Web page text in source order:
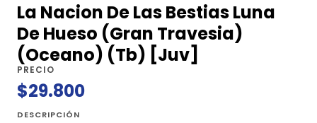
La Nacion De Las Bestias Luna
De Hueso (Gran Travesia)
(Oceano) (Tb) [Juv]
PRECIO
$29.800
DESCRIPCIÓN